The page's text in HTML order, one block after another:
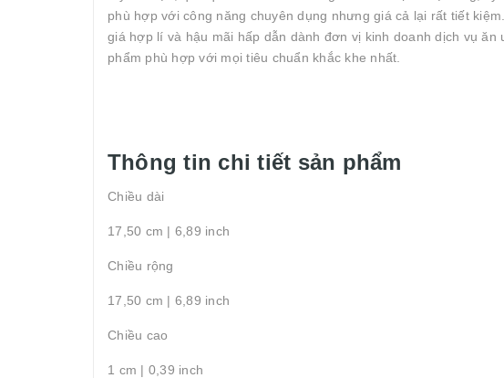
phù hợp với công năng chuyên dụng nhưng giá cả lại rất tiết
giá hợp lí và hậu mãi hấp dẫn dành đơn vị kinh doanh dịch vụ ăn
phẩm phù hợp với mọi tiêu chuẩn khắc khe nhất.
Thông tin chi tiết sản phẩm
Chiều dài
17,50 cm | 6,89 inch
Chiều rộng
17,50 cm | 6,89 inch
Chiều cao
1 cm | 0,39 inch